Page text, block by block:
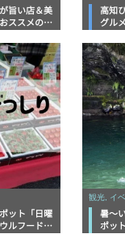
旨い店＆美
ススメのお
高知
グル
ット「日曜
ルフードま
観光, イ
暑～
ポッ